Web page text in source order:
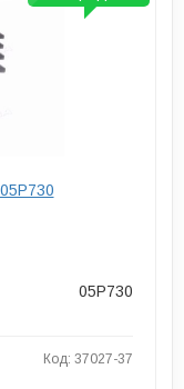
05P730
Код: 37027-37